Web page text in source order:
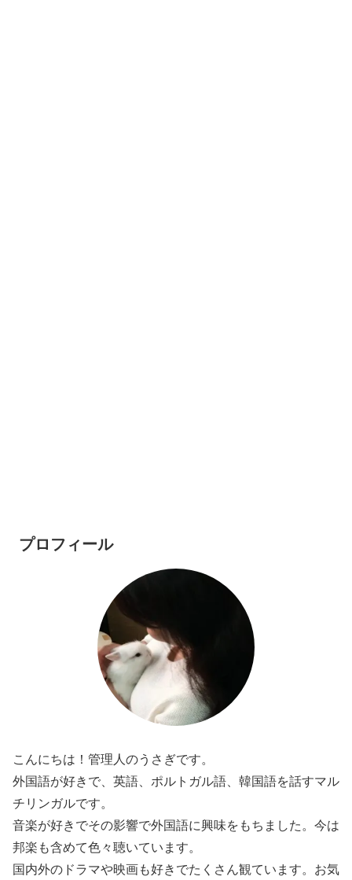
プロフィール
こんにちは！管理人のうさぎです。
外国語が好きで、英語、ポルトガル語、韓国語を話すマル
チリンガルです。
音楽が好きでその影響で外国語に興味をもちました。今は
邦楽も含めて色々聴いています。
国内外のドラマや映画も好きでたくさん観ています。お気